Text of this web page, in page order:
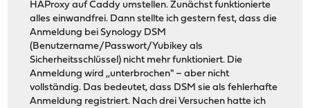
HAProxy auf Caddy umstellen. Zunächst funktionierte
alles einwandfrei. Dann stellte ich gestern fest, dass die
Anmeldung bei Synology DSM
(Benutzername/Passwort/Yubikey als
Sicherheitsschlüssel) nicht mehr funktioniert. Die
Anmeldung wird ,,unterbrochen" – aber nicht
vollständig. Das bedeutet, dass DSM sie als fehlerhafte
Anmeldung registriert. Nach drei Versuchen hatte ich